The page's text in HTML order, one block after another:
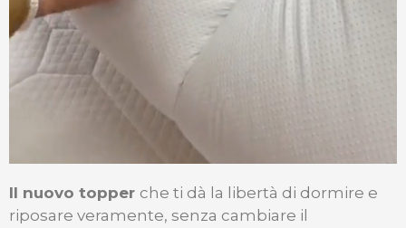
Il nuovo topper che ti dà la libertà di dormire e
riposare veramente, senza cambiare il